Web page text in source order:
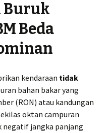
Buruk
Beda
kendaraan tidak
bahan bakar yang
(RON) atau kandungan
oktan campuran
jangka panjang